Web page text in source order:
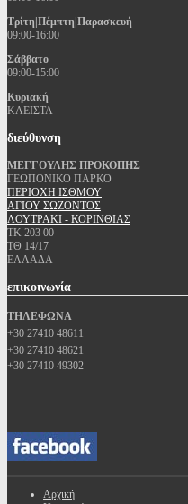
Τρίτη|Πέμπτη|Παρασκευή
09:00-16:00
Σάββατο
09:00-15:00
Κυριακή
ΚΛΕΙΣΤΑ
διεύθυνση
ΜΕΓΓΟΥΛΗΣ ΠΡΟΚΟΠΗΣ
ΓΕΩΠΟΝΙΚΟ ΠΑΡΚΟ
ΠΕΡΙΟΧΗ ΙΣΘΜΟΥ
ΑΓΙΟΥ ΣΩΖΟΝΤΟΣ
ΛΟΥΤΡΑΚΙ - ΚΟΡΙΝΘΙΑΣ
ΤΚ 203 00
ΤΘ 14/17
ΕΛΛΑΔΑ
επικοινωνία
ΤΗΛΕΦΩΝΑ
+30 27410 48611
+30 27410 48621
+30 27410 49302
Αρχική